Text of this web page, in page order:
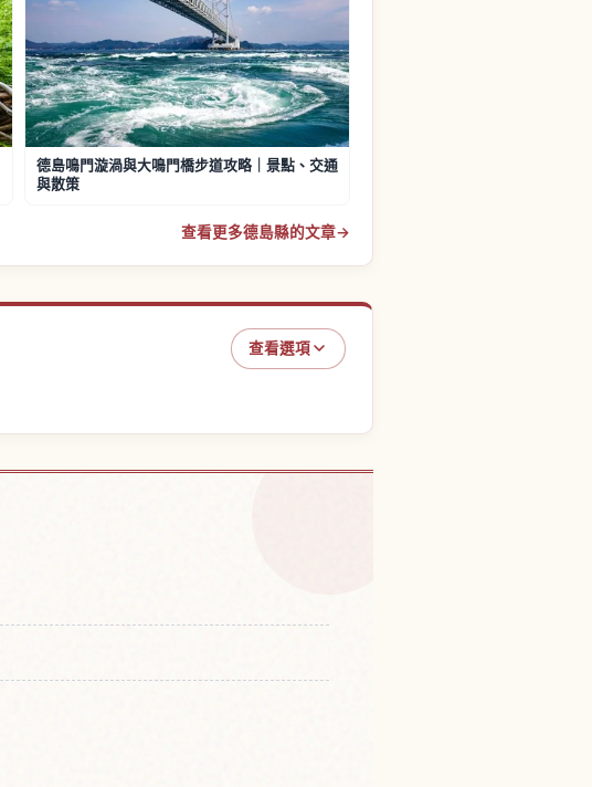
德島鳴門漩渦與大鳴門橋步道攻略｜景點、交通
與散策
查看更多德島縣的文章→
查看選項